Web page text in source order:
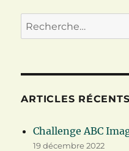
Recherche
pour :
ARTICLES RÉCENTS
Challenge ABC
19 décembre 2022